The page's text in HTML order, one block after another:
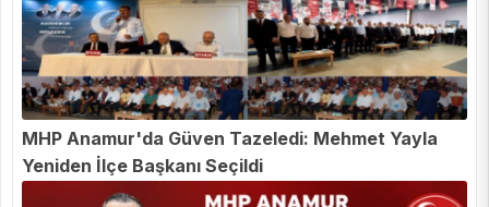
MHP Anamur'da Güven Tazeledi: Mehmet Yayla
Yeniden İlçe Başkanı Seçildi